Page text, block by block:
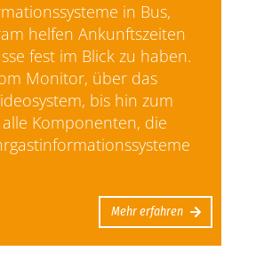
in Bus,
helfen Ankunftszeiten
fest im Blick zu haben.
Monitor, über das
bis hin zum
Komponenten, die
Mehr erfahren